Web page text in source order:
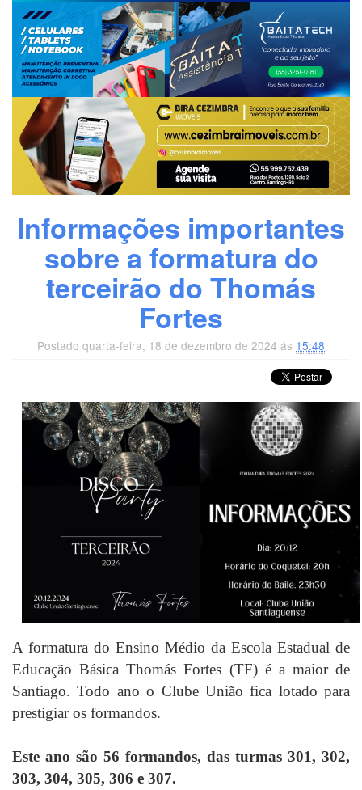
Informações importantes
sobre a formatura do
terceirão do Thomás
Fortes
Postado quarta-feira, 18 de dezembro de 2024 ás 15:48
A formatura do Ensino Médio da Escola Estadual de
Educação Básica Thomás Fortes (TF) é a maior de
Santiago. Todo ano o Clube União fica lotado para
prestigiar os formandos.
Este ano são 56 formandos, das turmas 301, 302,
303, 304, 305, 306 e 307.